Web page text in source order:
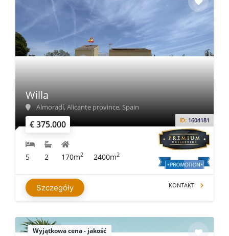
€ 375.000 ID: 1604181
Willa
Almoradí, Alicante province, Spain
5 2 170m2 2400m2
Szczegóły KONTAKT
Wyjątkowa cena - jakość